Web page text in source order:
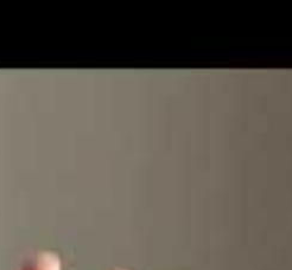
hinsichtlich Ausbildung
der Antragstellung. Sollten Sie
3-jährige